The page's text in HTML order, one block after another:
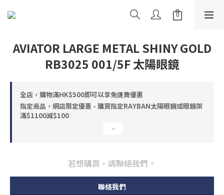
AVIATOR LARGE METAL SHINY GOLD
RB3025 001/5F 太陽眼鏡
全店，購物滿HK$500即可以享免運費優惠
指定商品，網店限定優惠 - 購買指定RAYBAN太陽眼鏡或眼鏡架
滿$1100減$100
若想購買，請聯絡我們。
聯絡我們